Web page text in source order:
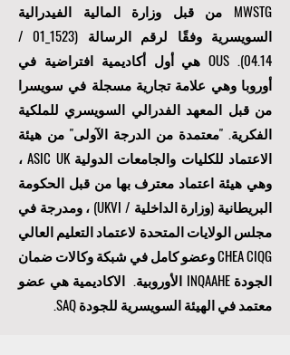
MWSTG من قبل وزارة المالية الفيدرالية
السويسرية وفقًا لرقم الرسالة (1523_01 /
04.14). OUS هي أول أكاديمية افتراضية في
أوروبا وهي علامة تجارية مسجلة في سويسرا
من قبل المعهد الفدرالي السويسري للملكية
الفكرية. "معتمدة من الدرجة الآولى" من هيئة
الاعتماد للكليات والجامعات الدولية ASIC UK ،
وهي هيئة اعتماد معترف بها من قبل الحكومة
البريطانية (وزارة الداخلية / UKVI) ، ومدرجة في
مجلس الولايات المتحدة لاعتماد التعليم العالي
CHEA CIQG وعضو كامل في شبكة وكالات ضمان
الجودة INQAAHE الأوروبية. الاكاديمية هي عضو
معتمد في الهيئة السويسرية للجودة SAQ.